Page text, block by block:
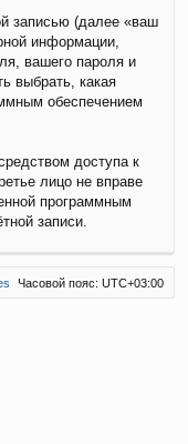
записью (далее «ваш
информации,
вашего пароля и
выбрать, какая
обеспечением
доступа к
лицо не вправе
программным
записи.
Часовой пояс: UTC+03:00